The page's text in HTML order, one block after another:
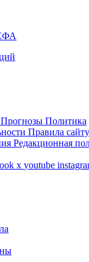
Прогнозы Политика
Правила сайту
Редакционная
x youtube